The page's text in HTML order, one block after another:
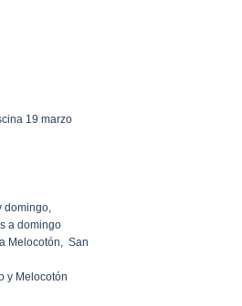
19 marzo
domingo,
a domingo
Melocotón, San
y Melocotón